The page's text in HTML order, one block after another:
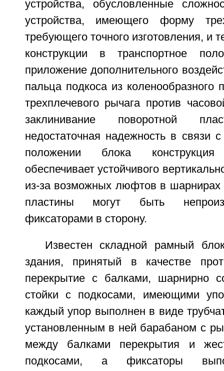
устройства, обусловленные
устройства, имеющего форму
требующего точного изготовления, и
конструкции в транспортное
приложение дополнительного
пальца подкоса из коленообразного
трехплечевого рычага против
заклинивание поворотной
недостаточная надежность в связи
положении блока
обеспечивает устойчивого
из-за возможных люфтов в шарнирах
пластины могут быть
фиксаторами в сторону.
Известен складной рамный
здания, принятый в качестве
перекрытие с балками, шарнирно
стойки с подкосами, имеющими
каждый упор выполнен в виде
установленным в ней барабаном с
между балками перекрытия и
подкосами, а фиксаторы